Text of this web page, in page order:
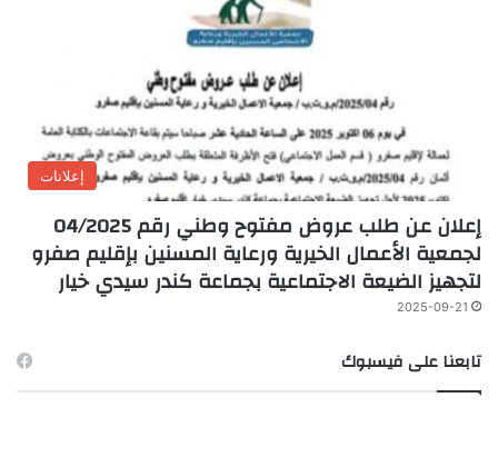
إعلانات
إعلان عن طلب عروض مفتوح وطني رقم 04/2025
لجمعية الأعمال الخيرية ورعاية المسنين بإقليم صفرو
لتجهيز الضيعة الاجتماعية بجماعة كندر سيدي خيار
2025-09-21
تابعنا على فيسبوك